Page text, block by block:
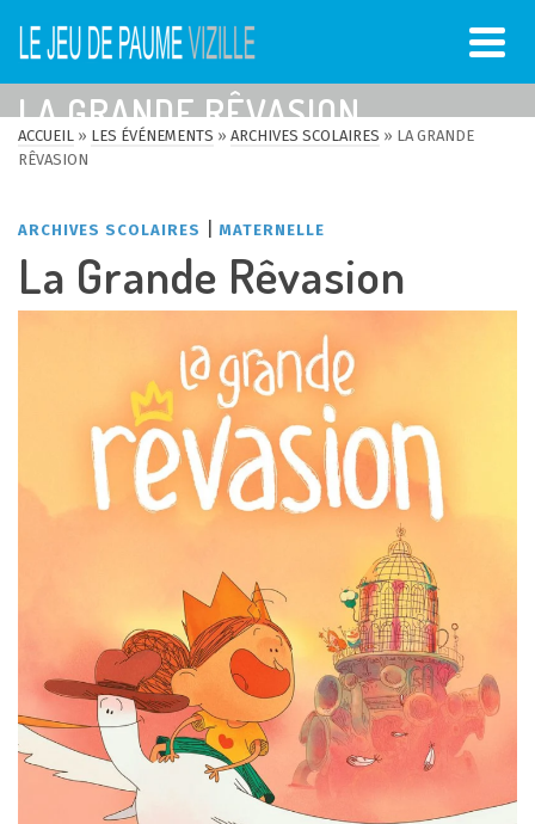
LA GRANDE RÊVASION
ACCUEIL » LES ÉVÉNEMENTS » ARCHIVES SCOLAIRES » LA GRANDE
RÊVASION
ARCHIVES SCOLAIRES MATERNELLE
La Grande Rêvasion